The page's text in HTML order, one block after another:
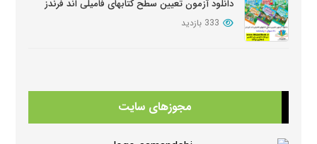
دانلود آزمون تعیین سطح کتابهای فامیلی اند فرندز
333 بازدید
مجوزهای سایت